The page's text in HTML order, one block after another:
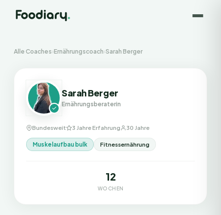
Alle Coaches›Ernährungscoach›Sarah Berger
Sarah Berger
Ernährungsberaterin
Bundesweit 3 Jahre Erfahrung 30 Jahre
Muskelaufbau bulk Fitnessernährung
12
WOCHEN